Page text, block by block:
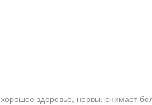
здоровье, нервы, снимает